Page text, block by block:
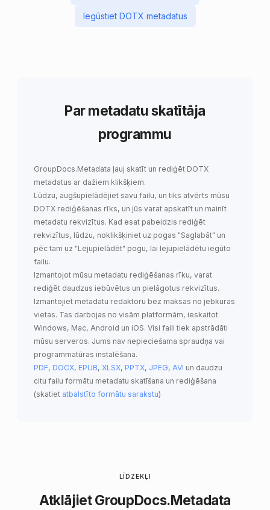
Iegūstiet DOTX metadatus
Par metadatu skatītāja
programmu
GroupDocs.Metadata ļauj skatīt un rediģēt DOTX
metadatus ar dažiem klikšķiem.
Lūdzu, augšupielādējiet savu failu, un tiks atvērts mūsu
DOTX rediģēšanas rīks, un jūs varat apskatīt un mainīt
metadatu rekvizītus. Kad esat pabeidzis rediģēt
rekvizītus, lūdzu, noklikšķiniet uz pogas "Saglabāt" un
pēc tam uz "Lejupielādēt" pogu, lai lejupielādētu iegūto
failu.
Izmantojot mūsu metadatu rediģēšanas rīku, varat
rediģēt daudzus iebūvētus un pielāgotus rekvizītus.
Izmantojiet metadatu redaktoru bez maksas no jebkuras
vietas. Tas darbojas no visām platformām, ieskaitot
Windows, Mac, Android un iOS. Visi faili tiek apstrādāti
mūsu serveros. Jums nav nepieciešama spraudņa vai
programmatūras instalēšana.
PDF, DOCX, EPUB, XLSX, PPTX, JPEG, AVI un daudzu
citu failu formātu metadatu skatīšana un rediģēšana
(skatiet atbalstīto formātu sarakstu)
LĪDZEKĻI
AtklājietGroupDocs.Metadata